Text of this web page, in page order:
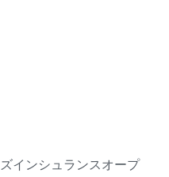
インシュランスオープ